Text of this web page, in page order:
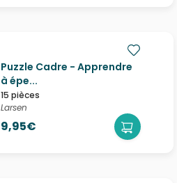
Puzzle Cadre - Apprendre
à épe...
15 pièces
Larsen
9,95€